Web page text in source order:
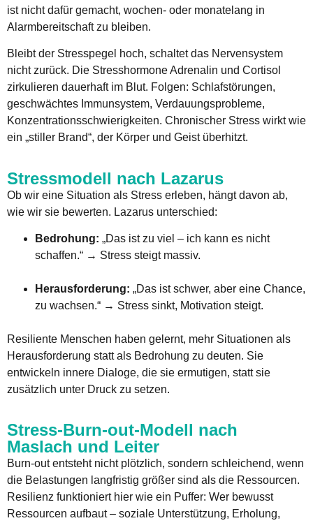
ist nicht dafür gemacht, wochen- oder monatelang in
Alarmbereitschaft zu bleiben.
Bleibt der Stresspegel hoch, schaltet das Nervensystem
nicht zurück. Die Stresshormone Adrenalin und Cortisol
zirkulieren dauerhaft im Blut. Folgen: Schlafstörungen,
geschwächtes Immunsystem, Verdauungsprobleme,
Konzentrationsschwierigkeiten. Chronischer Stress wirkt wie
ein „stiller Brand“, der Körper und Geist überhitzt.
Stressmodell nach Lazarus
Ob wir eine Situation als Stress erleben, hängt davon ab,
wie wir sie bewerten. Lazarus unterschied:
Bedrohung: „Das ist zu viel – ich kann es nicht
schaffen.“ → Stress steigt massiv.
Herausforderung: „Das ist schwer, aber eine Chance,
zu wachsen.“ → Stress sinkt, Motivation steigt.
Resiliente Menschen haben gelernt, mehr Situationen als
Herausforderung statt als Bedrohung zu deuten. Sie
entwickeln innere Dialoge, die sie ermutigen, statt sie
zusätzlich unter Druck zu setzen.
Stress-Burn-out-Modell nach
Maslach und Leiter
Burn-out entsteht nicht plötzlich, sondern schleichend, wenn
die Belastungen langfristig größer sind als die Ressourcen.
Resilienz funktioniert hier wie ein Puffer: Wer bewusst
Ressourcen aufbaut – soziale Unterstützung, Erholung,